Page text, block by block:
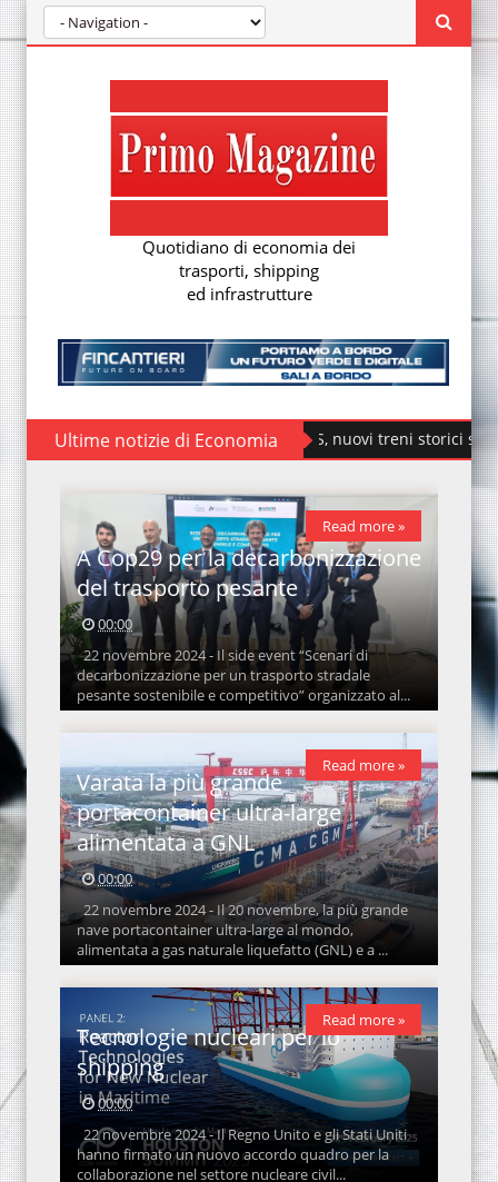
Quotidiano di economia dei
trasporti, shipping
ed infrastrutture
Ultime notizie di Economia
Fondazione FS, nuovi treni storici speciali
A Cop29 per la decarbonizzazione
del trasporto pesante
00:00
22 novembre 2024 - Il side event “Scenari di
decarbonizzazione per un trasporto stradale
pesante sostenibile e competitivo” organizzato al...
Read more »
Varata la più grande
portacontainer ultra-large
alimentata a GNL
00:00
22 novembre 2024 - Il 20 novembre, la più grande
nave portacontainer ultra-large al mondo,
alimentata a gas naturale liquefatto (GNL) e a ...
Read more »
Tecnologie nucleari per lo
shipping
00:00
22 novembre 2024 - Il Regno Unito e gli Stati Uniti
hanno firmato un nuovo accordo quadro per la
collaborazione nel settore nucleare civil...
Read more »